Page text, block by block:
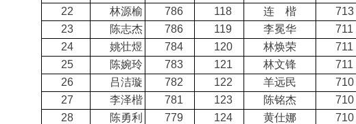
22
林源榆 786 118 连 楷
713
23
陈志杰 786 119 李冕华
711
24
姚壮煜 784 120 林焕荣
711
25
陈婉玲 783 121 林文锋
711
26
吕洁璇 782 122 羊远民
710
27
李泽楷 781 123 陈铭杰
710
28
陈勇利 779 124 黄仕娜
710